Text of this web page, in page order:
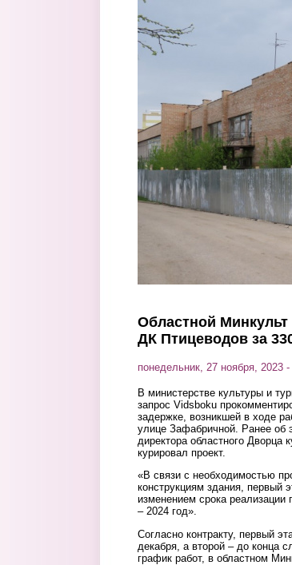
Перейти к основному содержанию
Областной Минкульт
ДК Птицеводов за
понедельник, 27 ноября, 2023 -
В министерстве культуры и
запрос Vidsboku
задержке, возникшей в ходе
улице Зафабричной. Ранее об
директора областного Дворца
курировал проект.
«В связи с необходимостью
конструкциям здания, первый
изменением срока реализации
– 2024 год».
Согласно контракту, первый
декабря, а второй – до конца
график работ, в областном